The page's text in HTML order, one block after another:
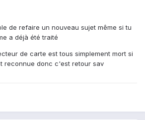
de refaire un nouveau sujet même si tu
a déjà été traité
de carte est tous simplement mort si
reconnue donc c'est retour sav